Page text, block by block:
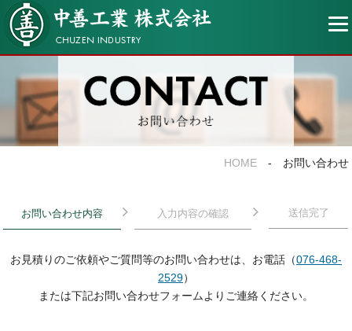
HOME- お問い合わせ
お問い合わせ内容 入力内容の確認 送信完了
お見積りのご依頼やご質問等のお問い合わせは、お電話（076-468-
2529）
または下記お問い合わせフォームよりご連絡ください。